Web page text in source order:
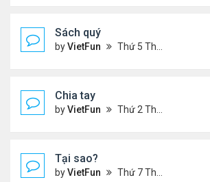
Sách quý
byVietFun Thứ 5 Tháng 12 09, 2021 11:54 am
Chia tay
byVietFun Thứ 2 Tháng 12 06, 2021 1:07 pm
Tại sao?
byVietFun Thứ 7 Tháng 12 04, 2021 11:07 pm